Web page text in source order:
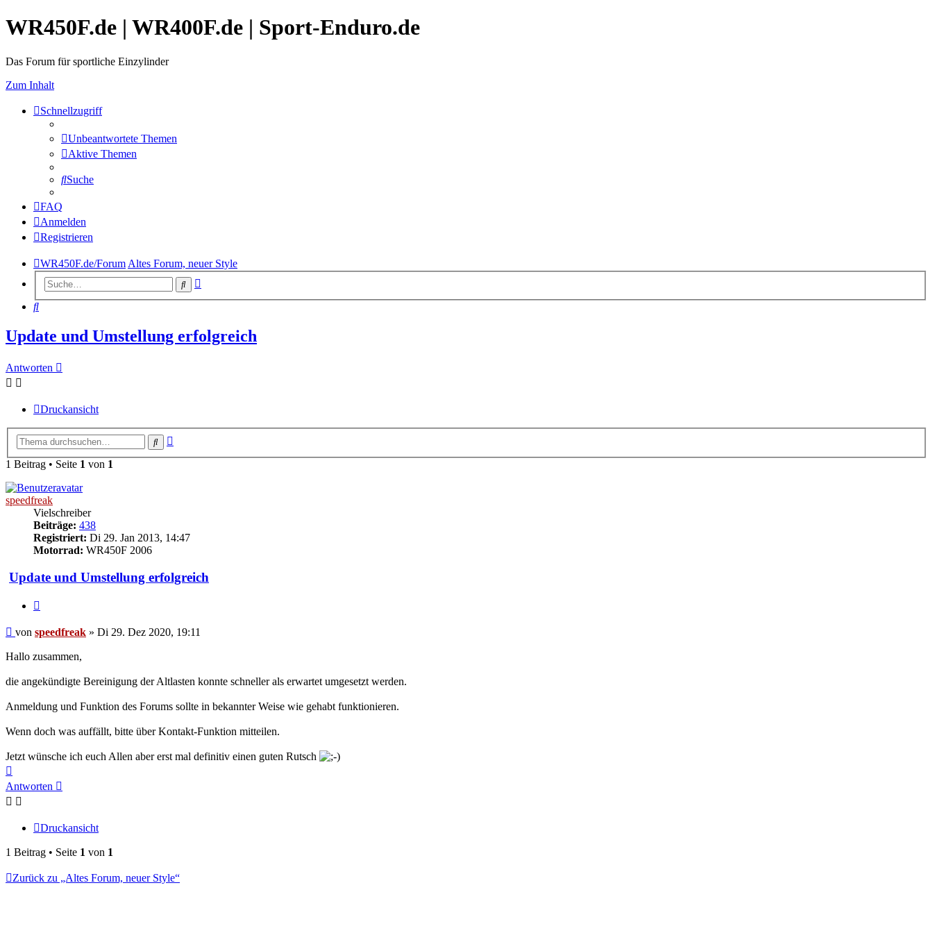
WR450F.de | WR400F.de | Sport-Enduro.de
Das Forum für sportliche Einzylinder
Zum Inhalt
Schnellzugriff
Unbeantwortete Themen
Aktive Themen
Suche
FAQ
Anmelden
Registrieren
WR450F.de/Forum Altes Forum, neuer Style
Suche
Suche
Update und Umstellung erfolgreich
Antworten
Druckansicht
Suche
1 Beitrag • Seite 1 von 1
speedfreak
Vielschreiber
Beiträge: 438
Registriert: Di 29. Jan 2013, 14:47
Motorrad: WR450F 2006
Update und Umstellung erfolgreich
Beitrag
von speedfreak » Di 29. Dez 2020, 19:11
Hallo zusammen,
die angekündigte Bereinigung der Altlasten konnte schneller als erwartet umgesetzt werden.
Anmeldung und Funktion des Forums sollte in bekannter Weise wie gehabt funktionieren.
Wenn doch was auffällt, bitte über Kontakt-Funktion mitteilen.
Jetzt wünsche ich euch Allen aber erst mal definitiv einen guten Rutsch
oben
Antworten
Druckansicht
1 Beitrag • Seite 1 von 1
Zurück zu „Altes Forum, neuer Style“